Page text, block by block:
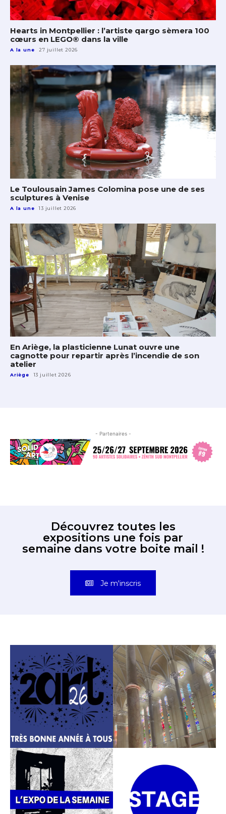
Hearts in Montpellier : l’artiste qargo sèmera 100
cœurs en LEGO® dans la ville
A la une 27 juillet 2026
Le Toulousain James Colomina pose une de ses
sculptures à Venise
A la une 13 juillet 2026
En Ariège, la plasticienne Lunat ouvre une
cagnotte pour repartir après l’incendie de son
atelier
Ariège 13 juillet 2026
- Partenaires -
Découvrez toutes les
expositions une fois par
semaine dans votre boite mail !
Je m'inscris